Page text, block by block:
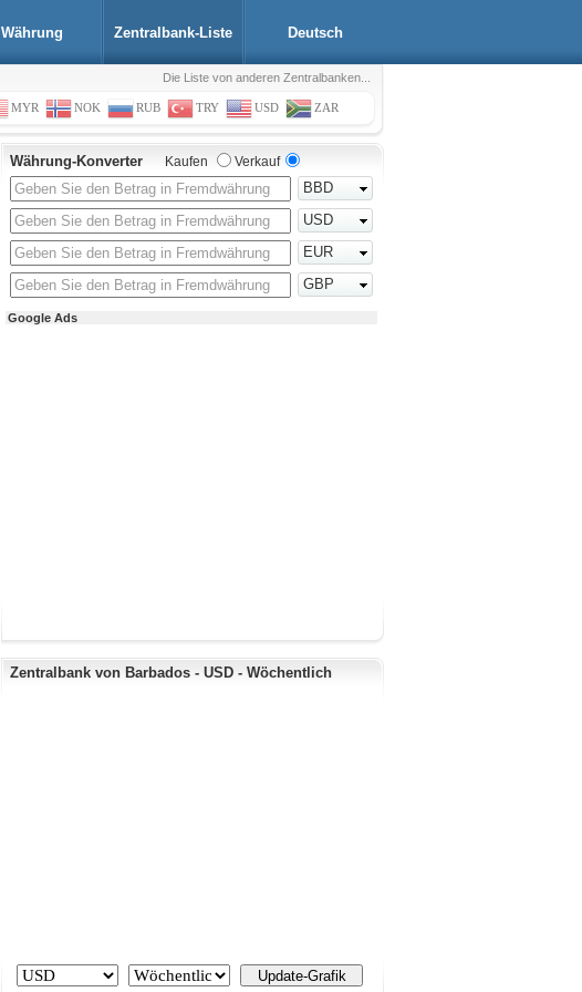
Währung Zentralbank-Liste Deutsch
Die Liste von anderen Zentralbanken...
MYR NOK RUB TRY USD ZAR
Währung-Konverter Kaufen Verkauf
BBD
USD
EUR
GBP
Google Ads
Zentralbank von Barbados - USD - Wöchentlich